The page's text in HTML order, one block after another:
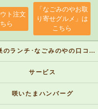
ト注文
ら
「なごみのやお取
り寄せグルメ」は
こちら
鴻巣のランチ･なごみのやの口コミ情報
サービス
咲いたまハンバーグ